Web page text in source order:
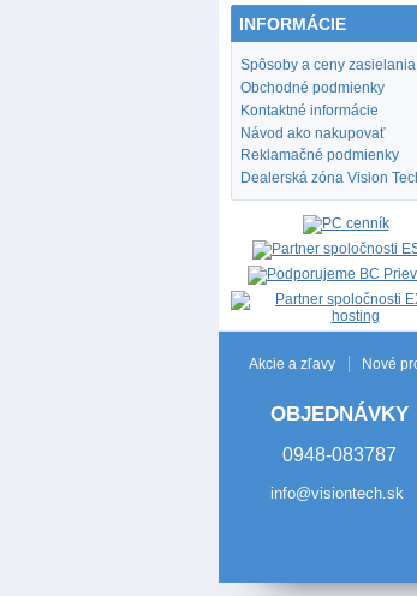
INFORMÁCIE
Spôsoby a ceny zasielania
Obchodné podmienky
Kontaktné informácie
Návod ako nakupovať
Reklamačné podmienky
Dealerská zóna Vision
Akcie a zľavy Nové
OBJEDNÁVKY
0948-083787
info@visiontech.sk